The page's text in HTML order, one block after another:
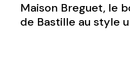
Maison Breguet, le
de Bastille au style